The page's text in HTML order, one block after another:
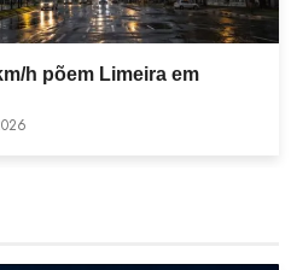
h põem Limeira em